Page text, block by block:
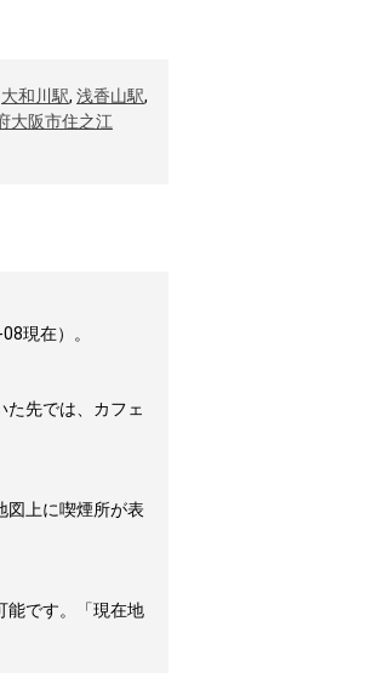
大和川駅, 浅香山駅,
大阪市住之江
現在）。
先では、カフェ
図上に喫煙所が表
能です。「現在地